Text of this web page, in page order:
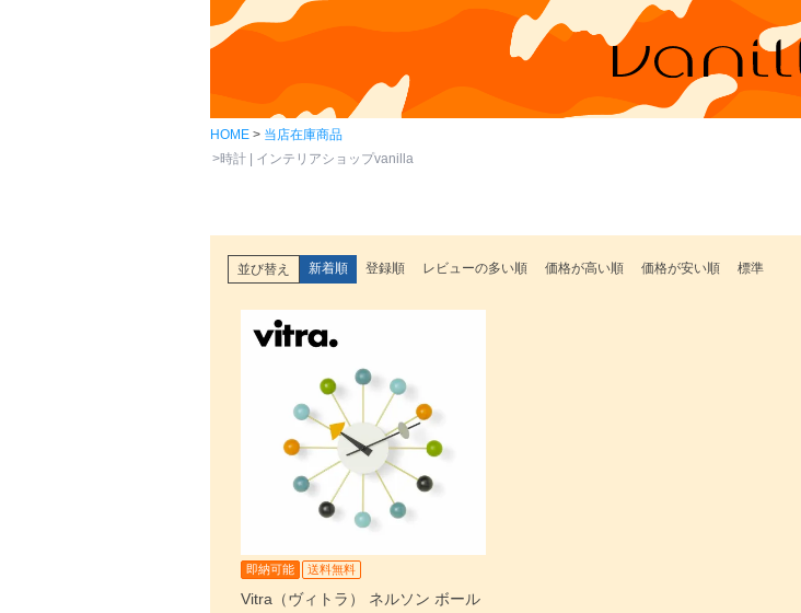
HOME
当店在庫商品
時計 | インテリアショップvanilla
並び替え 新着順 登録順 レビューの多い順 価格が高い順 価格が安い順 標準
即納可能 送料無料
Vitra（ヴィトラ） ネルソン ボール